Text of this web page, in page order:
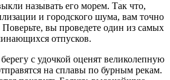
называть его морем. Так что,
и городского шума, вам точно
вы проведете один из самых
отпусков.
с удочкой оценят великолепную
на сплавы по бурным рекам.